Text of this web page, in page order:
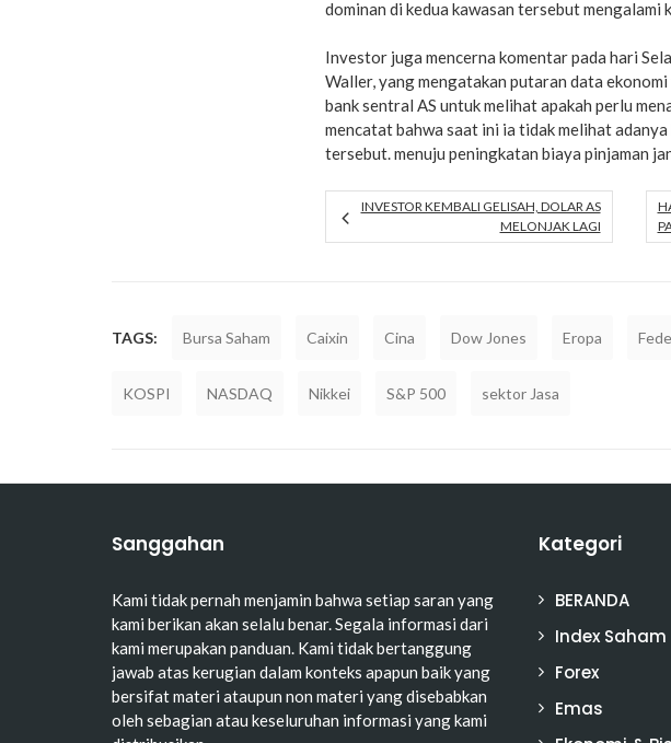
dominan di kedua kawasan tersebut mengalami
Investor juga mencerna komentar pada hari
Waller, yang mengatakan putaran data
bank sentral AS untuk melihat apakah perlu
mencatat bahwa saat ini ia tidak melihat
tersebut. menuju peningkatan biaya pinjaman
INVESTOR KEMBALI GELISAH, DOLAR AS
MELONJAK LAGI
TAGS: Bursa Saham Caixin Cina Dow Jones Eropa
KOSPI NASDAQ Nikkei S&P 500 sektor Jasa
Sanggahan
Kami tidak pernah menjamin bahwa setiap saran yang
kami berikan akan selalu benar. Segala informasi dari
kami merupakan panduan. Kami tidak bertanggung
jawab atas kerugian dalam konteks apapun baik yang
bersifat materi ataupun non materi yang disebabkan
oleh sebagian atau keseluruhan informasi yang kami
Kategori
BERANDA
Index Saham
Forex
Emas